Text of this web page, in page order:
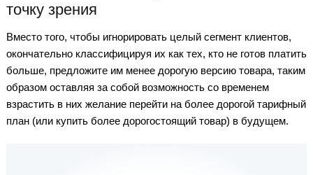
точку зрения
Вместо того, чтобы игнорировать целый сегмент клиентов,
окончательно классифицируя их как тех, кто не готов платить
больше, предложите им менее дорогую версию товара, таким
образом оставляя за собой возможность со временем
взрастить в них желание перейти на более дорогой тарифный
план (или купить более дорогостоящий товар) в будущем.